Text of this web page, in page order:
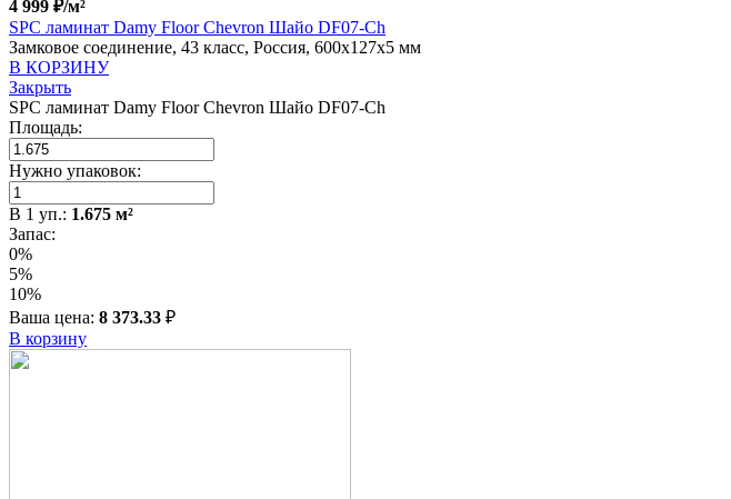
4 999 ₽/м²
SPC ламинат Damy Floor Chevron Шайо DF07-Ch
Замковое соединение, 43 класс, Россия, 600x127x5 мм
В КОРЗИНУ
Закрыть
SPC ламинат Damy Floor Chevron Шайо DF07-Ch
Площадь:
Нужно упаковок:
В 1 уп.: 1.675 м²
Запас:
0%
5%
10%
Ваша цена: 8 373.33 ₽
В корзину